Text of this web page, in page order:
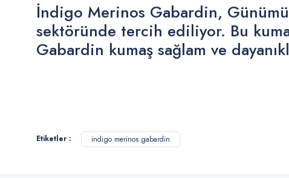
İndigo Merinos Gabardin,
sektöründe tercih ediliyor. Bu
Gabardin kumaş sağlam ve
Ürün resmi kalitesiz, bozuk veya görüntülenemiyor.
Etiketler : indigo merinos gabardin